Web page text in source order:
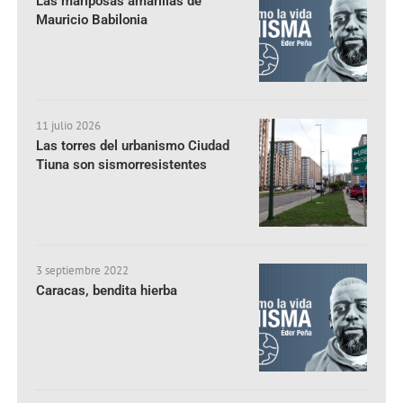
Mauricio Babilonia
11 julio 2026
Las torres del urbanismo Ciudad
Tiuna son sismorresistentes
3 septiembre 2022
Caracas, bendita hierba